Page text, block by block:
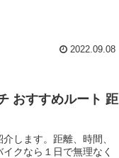
2022.09.08
おすすめルート 距
します。距離、時間、
クなら１日で無理なく